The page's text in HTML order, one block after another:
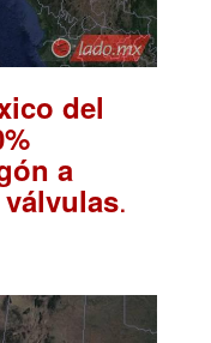
del
a
.